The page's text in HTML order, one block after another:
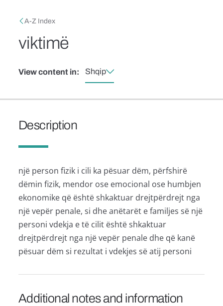
Breadcrumb
A-Z Index
viktimë
View content in: Shqip
Description
një person fizik i cili ka pësuar dëm, përfshirë
dëmin fizik, mendor ose emocional ose humbjen
ekonomike që është shkaktuar drejtpërdrejt nga
një vepër penale, si dhe anëtarët e familjes së një
personi vdekja e të cilit është shkaktuar
drejtpërdrejt nga një vepër penale dhe që kanë
pësuar dëm si rezultat i vdekjes së atij personi
Additional notes and information